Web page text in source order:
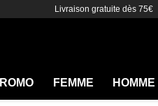
Livraison gratuite dès 75€
FEMME HOMME